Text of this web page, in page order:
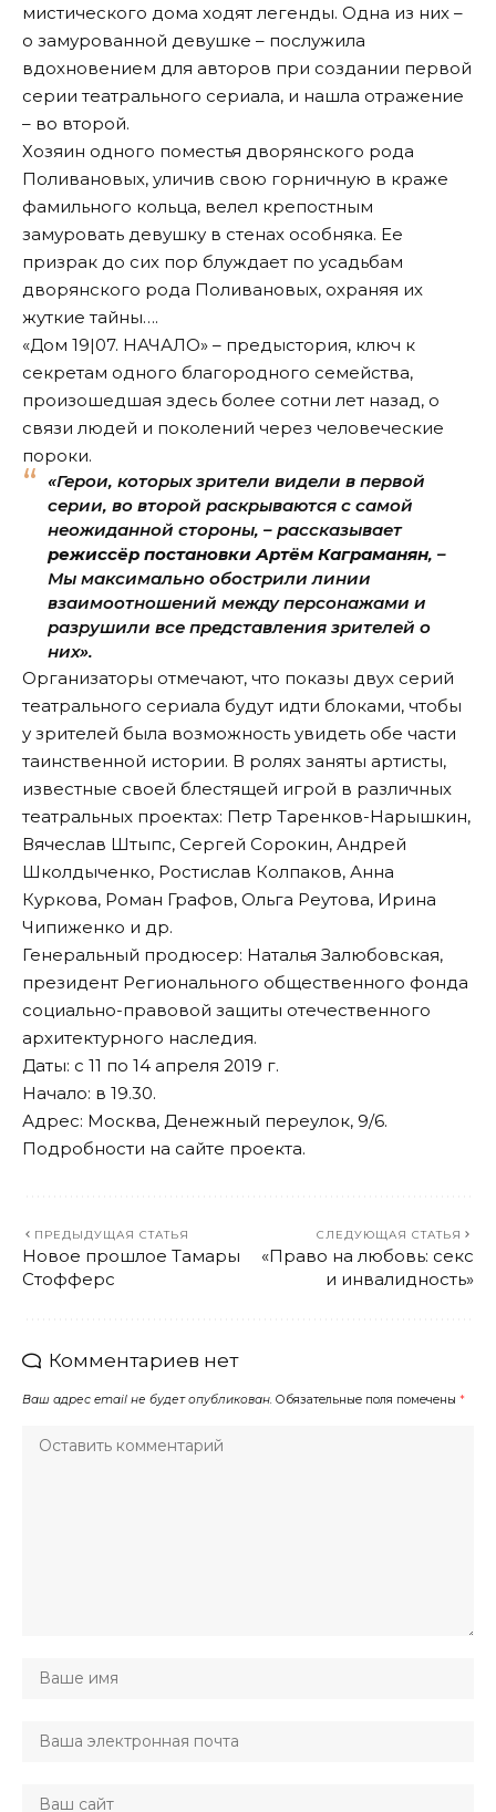
мистического дома ходят легенды. Одна из них –
о замурованной девушке – послужила
вдохновением для авторов при создании первой
серии театрального сериала, и нашла отражение
– во второй.
Хозяин одного поместья дворянского рода
Поливановых, уличив свою горничную в краже
фамильного кольца, велел крепостным
замуровать девушку в стенах особняка. Ее
призрак до сих пор блуждает по усадьбам
дворянского рода Поливановых, охраняя их
жуткие тайны….
«Дом 19|07. НАЧАЛО» – предыстория, ключ к
секретам одного благородного семейства,
произошедшая здесь более сотни лет назад, о
связи людей и поколений через человеческие
пороки.
«Герои, которых зрители видели в первой
серии, во второй раскрываются с самой
неожиданной стороны, – рассказывает
режиссёр постановки Артём Каграманян, –
Мы максимально обострили линии
взаимоотношений между персонажами и
разрушили все представления зрителей о
них».
Организаторы отмечают, что показы двух серий
театрального сериала будут идти блоками, чтобы
у зрителей была возможность увидеть обе части
таинственной истории. В ролях заняты артисты,
известные своей блестящей игрой в различных
театральных проектах: Петр Таренков-Нарышкин,
Вячеслав Штыпс, Сергей Сорокин, Андрей
Школдыченко, Ростислав Колпаков, Анна
Куркова, Роман Графов, Ольга Реутова, Ирина
Чипиженко и др.
Генеральный продюсер: Наталья Залюбовская,
президент Регионального общественного фонда
социально-правовой защиты отечественного
архитектурного наследия.
Даты: с 11 по 14 апреля 2019 г.
Начало: в 19.30.
Адрес: Москва, Денежный переулок, 9/6.
Подробности на сайте проекта.
ПРЕДЫДУЩАЯ СТАТЬЯ
Новое прошлое Тамары
Стофферс
СЛЕДУЮЩАЯ СТАТЬЯ
«Право на любовь: секс
и инвалидность»
Комментариев нет
Ваш адрес email не будет опубликован. Обязательные поля помечены *